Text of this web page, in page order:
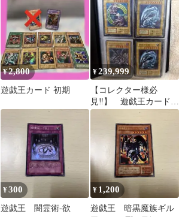
り 引退品
¥2,800
遊戯王カード 初期
¥239,999
【コレクター様必
見‼️】 遊戯王カード
バインダー まとめ売
り セット 引退品
¥300
遊戯王 闇霊術-欲
¥ 1,200
遊戯王 暗黒魔族ギル